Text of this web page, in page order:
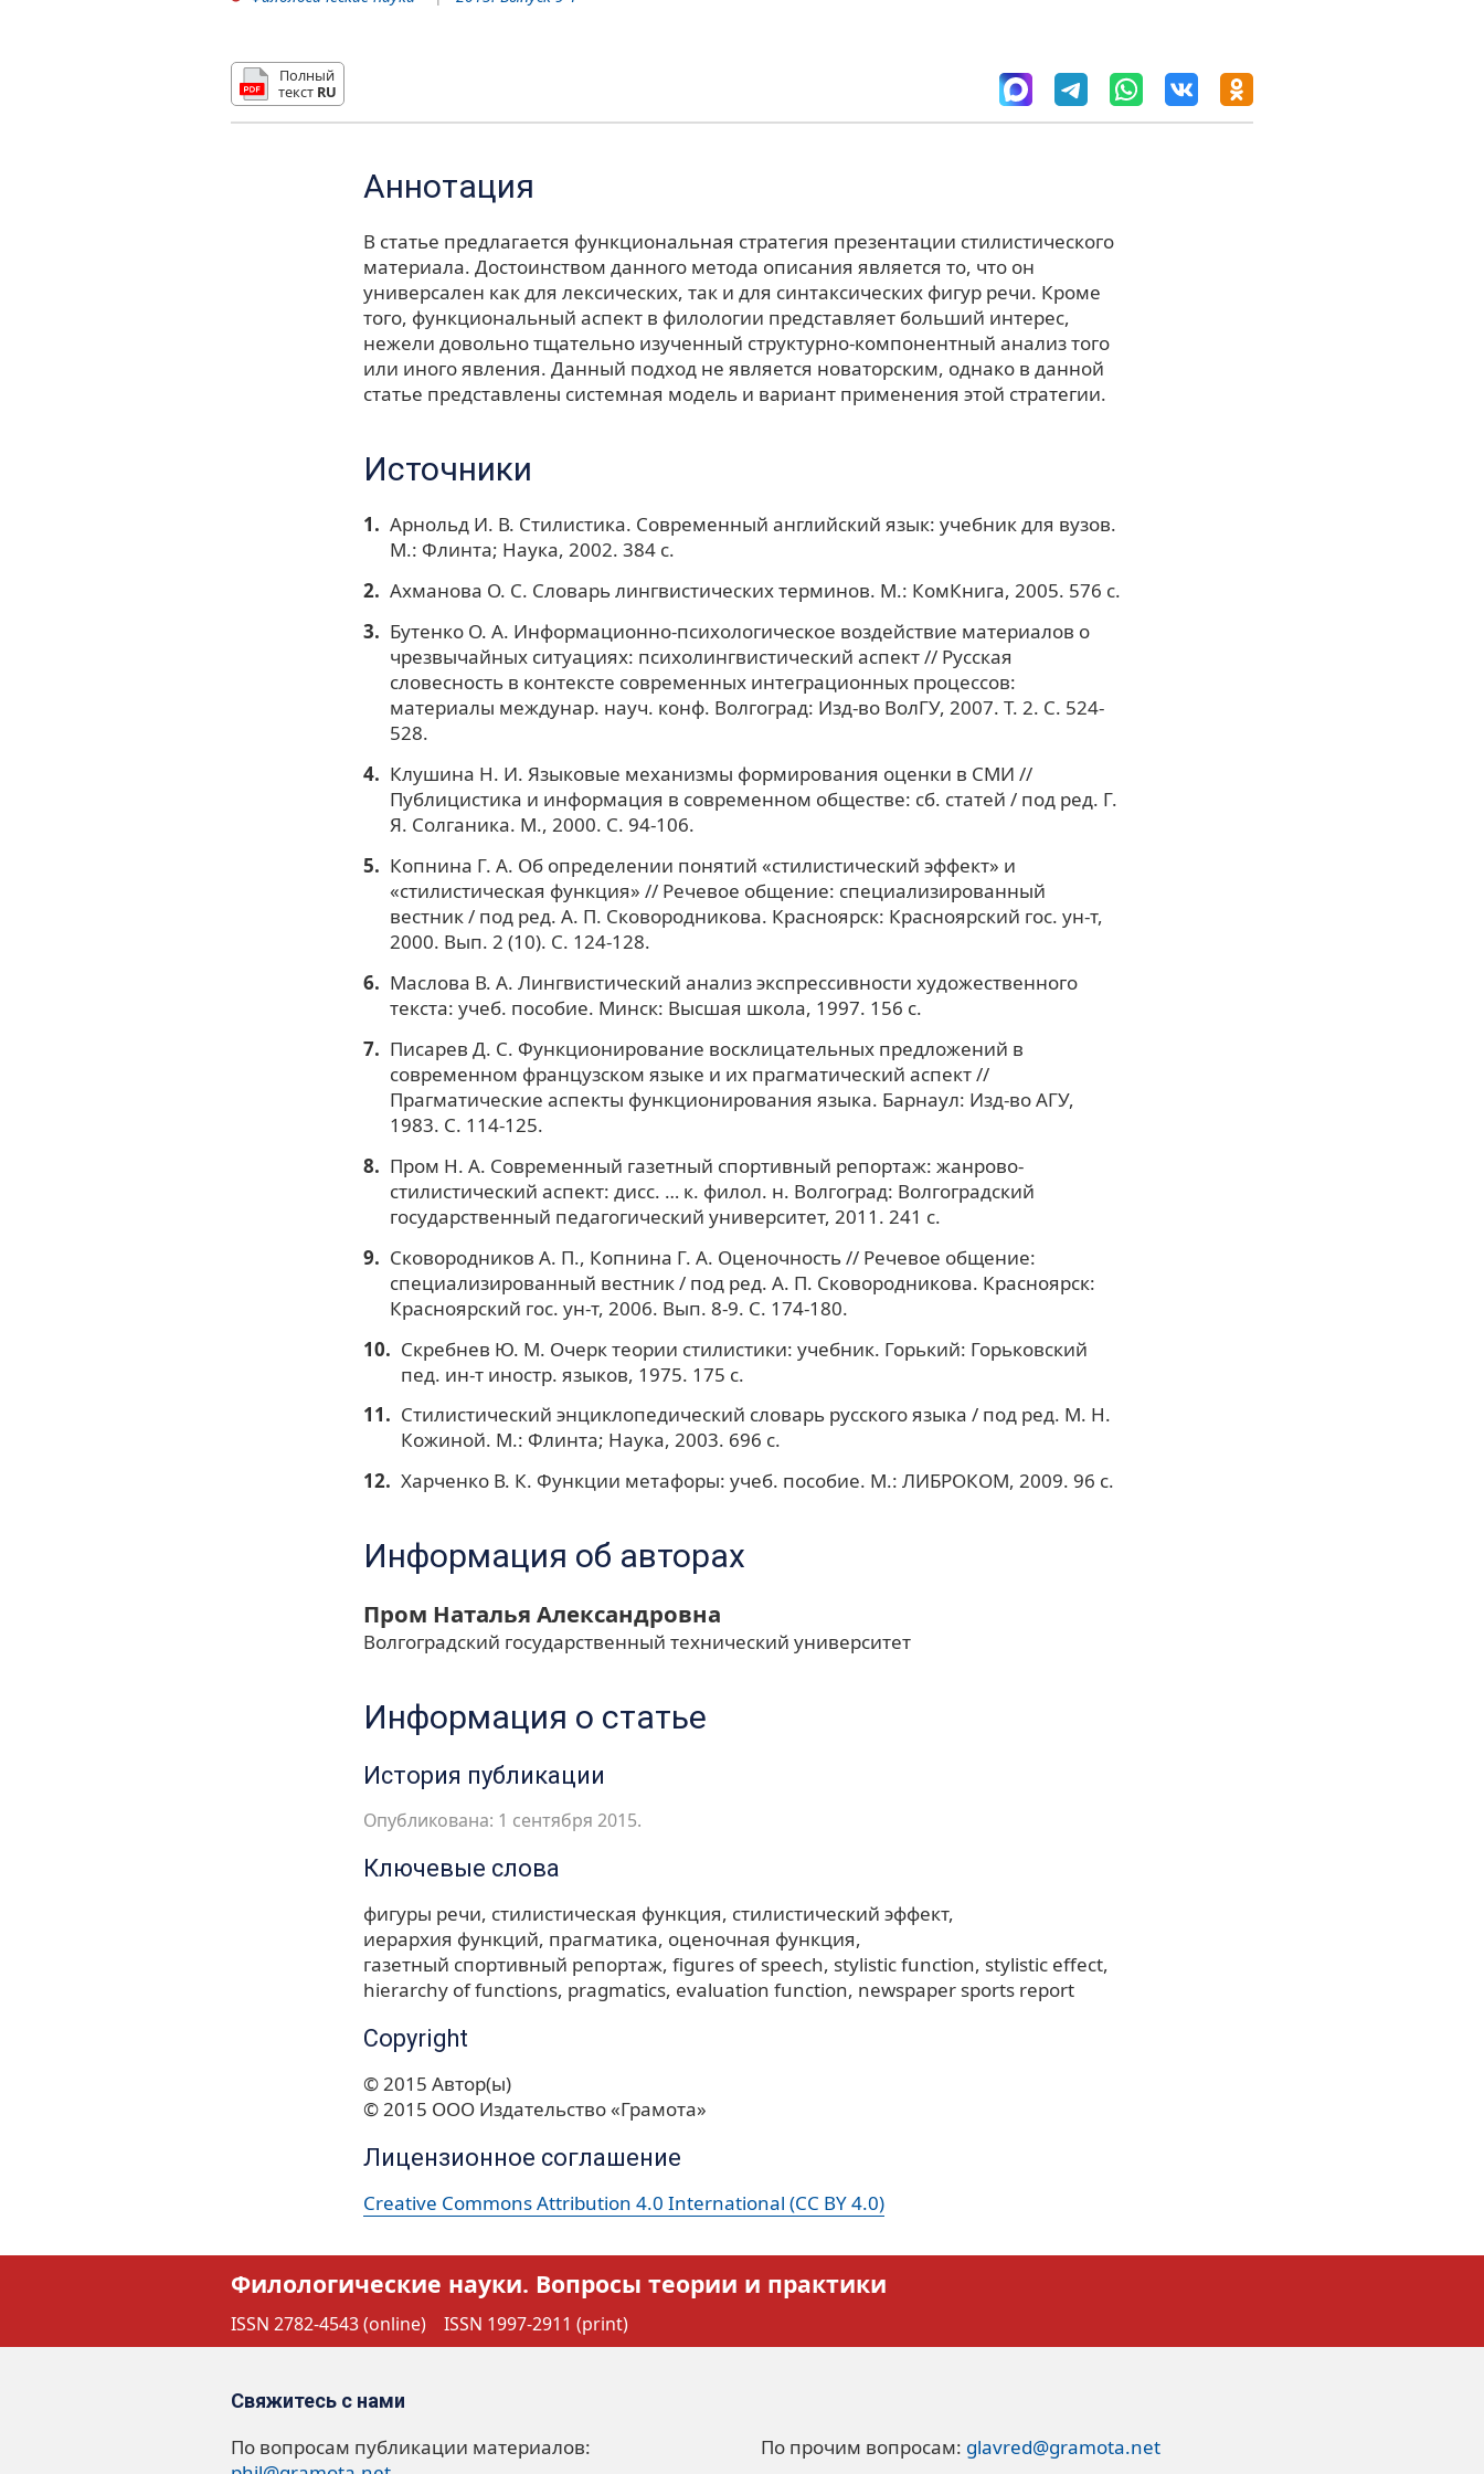
Полный
текст RU
Аннотация
В статье предлагается функциональная стратегия презентации стилистического
материала. Достоинством данного метода описания является то, что он
универсален как для лексических, так и для синтаксических фигур речи. Кроме
того, функциональный аспект в филологии представляет больший интерес,
нежели довольно тщательно изученный структурно-компонентный анализ того
или иного явления. Данный подход не является новаторским, однако в данной
статье представлены системная модель и вариант применения этой стратегии.
Источники
Арнольд И. В. Стилистика. Современный английский язык: учебник для вузов.
М.: Флинта; Наука, 2002. 384 с.
Ахманова О. С. Словарь лингвистических терминов. М.: КомКнига, 2005. 576 с.
Бутенко О. А. Информационно-психологическое воздействие материалов о
чрезвычайных ситуациях: психолингвистический аспект // Русская
словесность в контексте современных интеграционных процессов:
материалы междунар. науч. конф. Волгоград: Изд-во ВолГУ, 2007. Т. 2. С. 524-
528.
Клушина Н. И. Языковые механизмы формирования оценки в СМИ //
Публицистика и информация в современном обществе: сб. статей / под ред. Г.
Я. Солганика. М., 2000. С. 94-106.
Копнина Г. А. Об определении понятий «стилистический эффект» и
«стилистическая функция» // Речевое общение: специализированный
вестник / под ред. А. П. Сковородникова. Красноярск: Красноярский гос. ун-т,
2000. Вып. 2 (10). С. 124-128.
Маслова В. А. Лингвистический анализ экспрессивности художественного
текста: учеб. пособие. Минск: Высшая школа, 1997. 156 с.
Писарев Д. С. Функционирование восклицательных предложений в
современном французском языке и их прагматический аспект //
Прагматические аспекты функционирования языка. Барнаул: Изд-во АГУ,
1983. С. 114-125.
Пром Н. А. Современный газетный спортивный репортаж: жанрово-
стилистический аспект: дисс. … к. филол. н. Волгоград: Волгоградский
государственный педагогический университет, 2011. 241 с.
Сковородников А. П., Копнина Г. А. Оценочность // Речевое общение:
специализированный вестник / под ред. А. П. Сковородникова. Красноярск:
Красноярский гос. ун-т, 2006. Вып. 8-9. С. 174-180.
Скребнев Ю. М. Очерк теории стилистики: учебник. Горький: Горьковский
пед. ин-т иностр. языков, 1975. 175 с.
Стилистический энциклопедический словарь русского языка / под ред. М. Н.
Кожиной. М.: Флинта; Наука, 2003. 696 с.
Харченко В. К. Функции метафоры: учеб. пособие. М.: ЛИБРОКОМ, 2009. 96 с.
Информация об авторах
Пром Наталья Александровна
Волгоградский государственный технический университет
Информация о статье
История публикации
Опубликована: 1 сентября 2015.
Ключевые слова
фигуры речи стилистическая функция стилистический эффект
иерархия функций прагматика оценочная функция
газетный спортивный репортаж figures of speech stylistic function stylistic effect
hierarchy of functions pragmatics evaluation function newspaper sports report
Copyright
© 2015 Автор(ы)
© 2015 ООО Издательство «Грамота»
Лицензионное соглашение
Creative Commons Attribution 4.0 International (CC BY 4.0)
Филологические науки. Вопросы теории и практики
ISSN 2782-4543 (online) ISSN 1997-2911 (print)
Свяжитесь с нами
По вопросам публикации материалов:
По прочим вопросам: glavred@gramota.net